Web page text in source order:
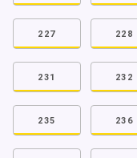
227 228
231 232
235 236